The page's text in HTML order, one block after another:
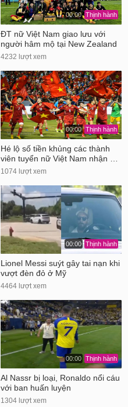
00:00 Thịnh hành
ĐT nữ Việt Nam giao lưu với
người hâm mộ tại New Zealand
4232 lượt xem
00:00 Thịnh hành
Hé lộ số tiền khủng các thành
viên tuyển nữ Việt Nam nhận …
1074 lượt xem
00:00 Thịnh hành
Lionel Messi suýt gây tai nạn khi
vượt đèn đỏ ở Mỹ
4464 lượt xem
00:00 Thịnh hành
Al Nassr bị loại, Ronaldo nổi cáu
với ban huấn luyện
1304 lượt xem